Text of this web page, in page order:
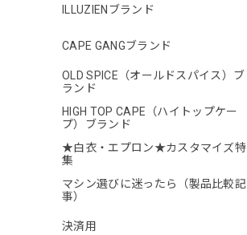
ILLUZIENブランド
CAPE GANGブランド
OLD SPICE（オールドスパイス）ブ
ランド
HIGH TOP CAPE（ハイトップケー
プ）ブランド
★白衣・エプロン★カスタマイズ特
集
マシン選びに迷ったら（製品比較記
事）
決済用